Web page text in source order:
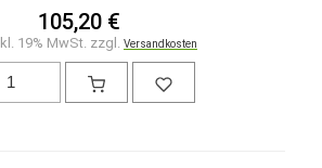
105,20 €
19% MwSt. zzgl. Versandkosten